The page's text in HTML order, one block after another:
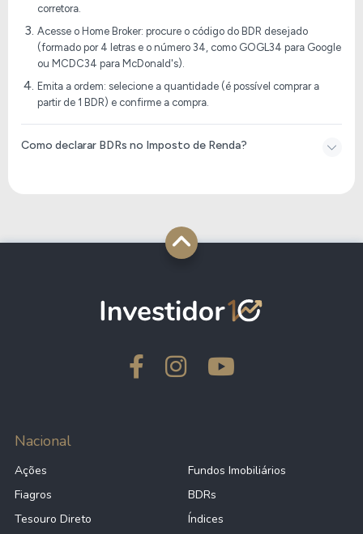
corretora.
Acesse o Home Broker: procure o código do BDR desejado
(formado por 4 letras e o número 34, como GOGL34 para Google
ou MCDC34 para McDonald's).
Emita a ordem: selecione a quantidade (é possível comprar a
partir de 1 BDR) e confirme a compra.
Como declarar BDRs no Imposto de Renda​?
Nacional
Ações
Fundos Imobiliários
Fiagros
BDRs
Tesouro Direto
Índices